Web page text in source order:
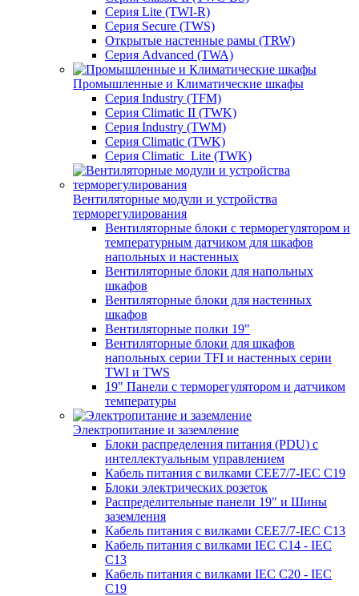
Серия Lite (TWI-R)
Серия Secure (TWS)
Открытые настенные рамы (TRW)
Серия Advanced (TWA)
Промышленные и Климатические шкафы
Серия Industry (TFM)
Серия Climatic II (TWK)
Серия Industry (TWM)
Серия Climatic (TWK)
Серия Climatic_Lite (TWK)
Вентиляторные модули и устройства
терморегулирования
Вентиляторные блоки с терморегулятором и
температурным датчиком для шкафов
напольных и настенных
Вентиляторные блоки для напольных
шкафов
Вентиляторные блоки для настенных
шкафов
Вентиляторные полки 19"
Вентиляторные блоки для шкафов
напольных серии TFI и настенных серии
TWI и TWS
19" Панели с терморегулятором и датчиком
температуры
Электропитание и заземление
Блоки распределения питания (PDU) с
интеллектуальным управлением
Кабель питания с вилками CEE7/7-IEC C19
Блоки электрических розеток
Распределительные панели 19" и Шины
заземления
Кабель питания с вилками CEE7/7-IEC C13
Кабель питания с вилками IEC C14 - IEC
C13
Кабель питания с вилками IEC C20 - IEC
C19